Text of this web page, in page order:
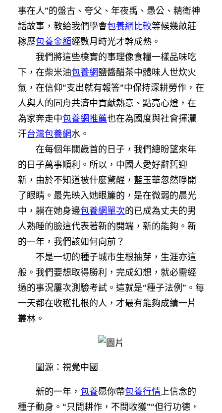
事在人”的盤古、夸父、年夜禹、愚公、精衛神
話故事，教給我們學會包養網比較等候幾畝莊
稼歷包養金額經數月時光才幹成熟。
我們將這些樸實的事理像食糧一樣品味吃
下，在柴米油包養網鹽醬醋茶中體味人世炊火
氣，在信仰“支出就有報答”中保持深耕勞作，在
人與人的同舟共濟中貢獻熱意、點亮心燈，在
為家奔走中包養網推薦也在為國度與社會揮灑
汗台灣包養網水。
在每個年關歲首的日子，我們總盼望來年
的日子萬事順利。所以，中國人愛好辭舊迎
新，由於不知道被什麼驚醒，藍玉華忽然睜開
了眼睛。最先映入她眼簾的，是在微弱的晨光
中，躺在她身邊包養網單次的已成為丈夫的男
人熟睡的臉這代表著新的開端，新的能夠。新
的一年，我們該如何向前？
不是一切的種子城市生根抽芽，生涯亦這
般。我們要想取得勝利，完成幻想，就必需經
過的事況屢次測驗考試。這就是“種子法例”。每
一天都在收穫扎根的人，才最有能夠成績一片
叢林。
圖源：視覺中國
新的一年， 包養愿你帶包養行情上信念的
種子動身。“只問耕作，不問收獲”“但行功德，